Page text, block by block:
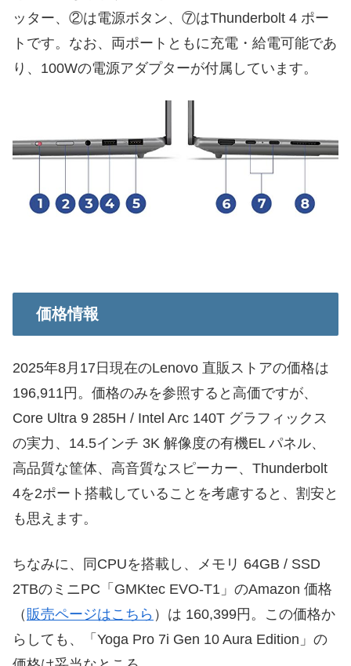
ッター、②は電源ボタン、⑦はThunderbolt 4 ポー
トです。なお、両ポートともに充電・給電可能であ
り、100Wの電源アダプターが付属しています。
価格情報
2025年8月17日現在のLenovo 直販ストアの価格は
196,911円。価格のみを参照すると高価ですが、
Core Ultra 9 285H / Intel Arc 140T グラフィックス
の実力、14.5インチ 3K 解像度の有機EL パネル、
高品質な筐体、高音質なスピーカー、Thunderbolt
4を2ポート搭載していることを考慮すると、割安と
も思えます。
ちなみに、同CPUを搭載し、メモリ 64GB / SSD
2TBのミニPC「GMKtec EVO-T1」のAmazon 価格
（ 販売ページはこちら ）は 160,399円。この価格か
らしても、「Yoga Pro 7i Gen 10 Aura Edition」の